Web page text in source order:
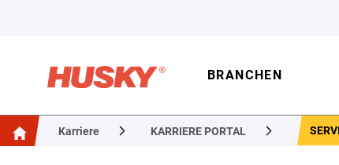
BRANCHEN
Karriere KARRIERE PORTAL